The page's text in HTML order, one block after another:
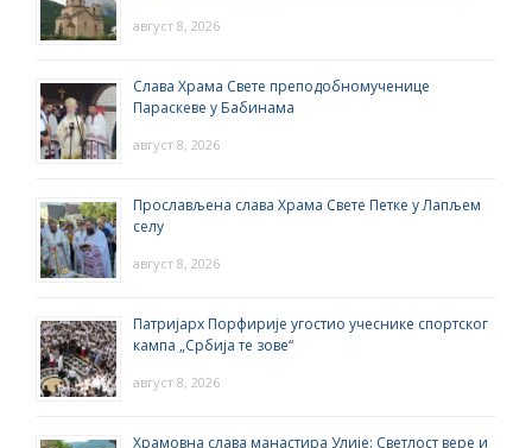
август 8, 2026
Слава Храма Свете преподобномученице
Параскеве у Бабинама
август 8, 2026
Прослављена слава Храма Свете Петке у Лапљем
селу
август 8, 2026
Патријарх Порфирије угостио учеснике спортског
кампа „Србија те зове“
август 8, 2026
Храмовна слава манастира Улије: Светлост вере и